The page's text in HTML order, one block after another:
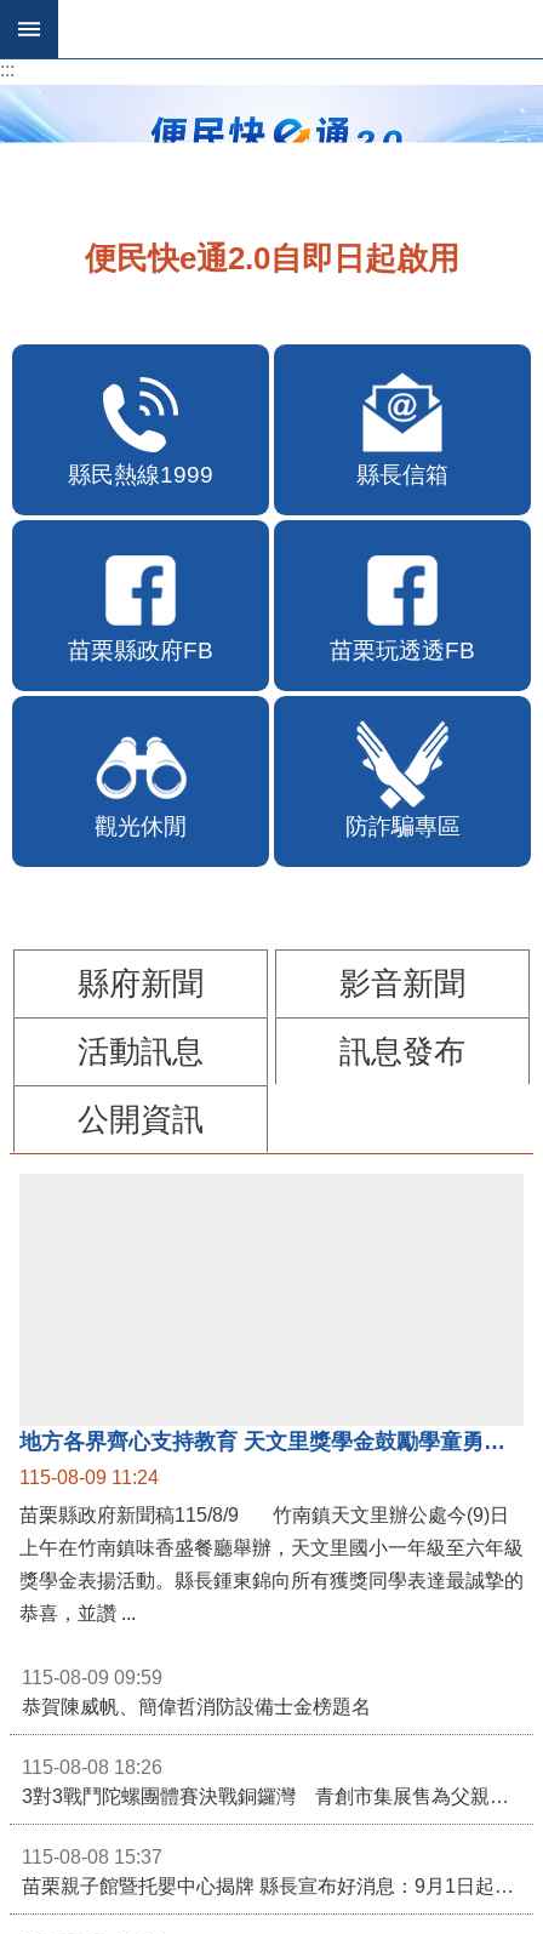
跳到主要內容區塊
:::
:::
便民快e通2.0自即日起啟用
縣民熱線1999 縣長信箱
苗栗縣政府FB 苗栗玩透透FB
觀光休閒 防詐騙專區
縣府新聞
影音新聞
活動訊息
訊息發布
公開資訊
地方各界齊心支持教育 天文里獎學金鼓勵學童勇敢追夢
115-08-09 11:24
苗栗縣政府新聞稿115/8/9 竹南鎮天文里辦公處今(9)日
上午在竹南鎮味香盛餐廳舉辦，天文里國小一年級至六年級
獎學金表揚活動。縣長鍾東錦向所有獲獎同學表達最誠摯的
恭喜，並讚 ...
115-08-09 09:59
恭賀陳威帆、簡偉哲消防設備士金榜題名
115-08-08 18:26
3對3戰鬥陀螺團體賽決戰銅鑼灣 青創市集展售為父親節增添繽紛
115-08-08 15:37
苗栗親子館暨托嬰中心揭牌 縣長宣布好消息：9月1日起調降臨時托嬰費用